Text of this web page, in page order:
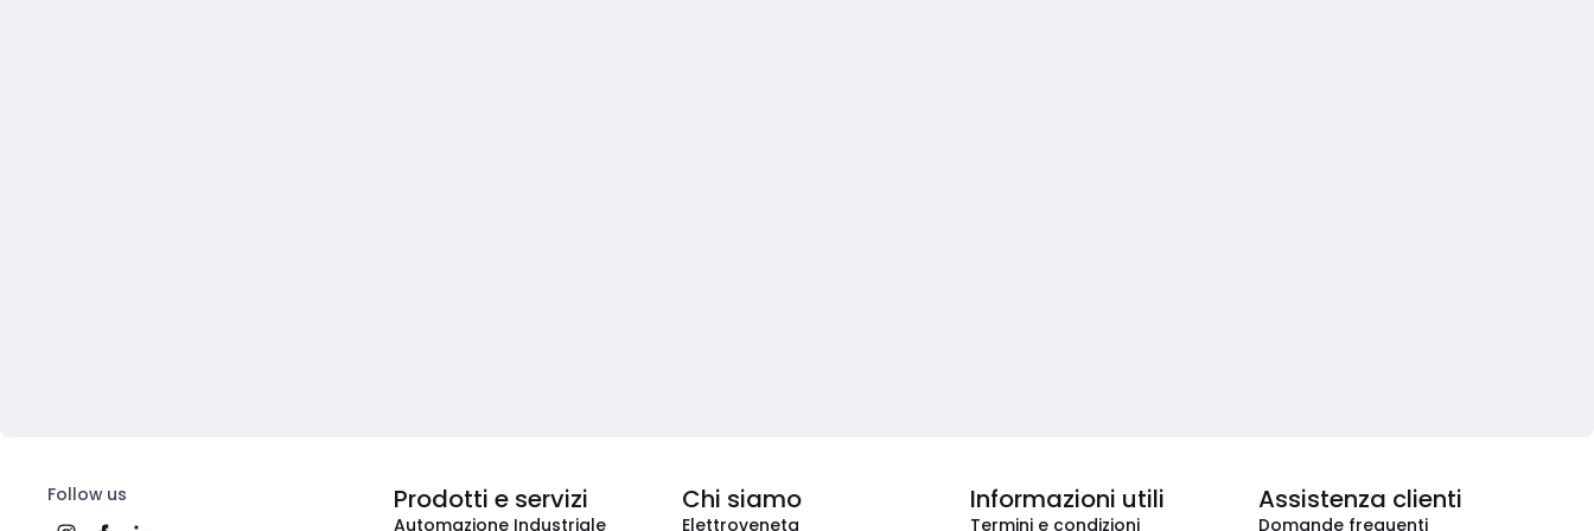
Follow us Prodotti e servizi
Automazione Industriale
Chi siamo
Elettroveneta
Informazioni utili
Termini e condizioni
Assistenza clienti
Domande frequenti